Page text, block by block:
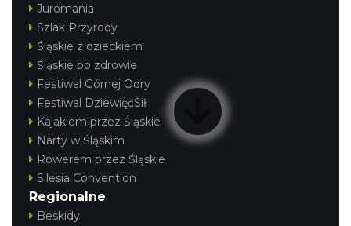
Juromania
Szlak Przyrody
Śląskie z dzieckiem
Śląskie po zdrowie
Festiwal Górnej Odry
Festiwal DziewięćSił
Kajakiem przez Śląskie
Narty w Śląskim
Rowerem przez Śląskie
Silesia Convention
Regionalne
Beskidy